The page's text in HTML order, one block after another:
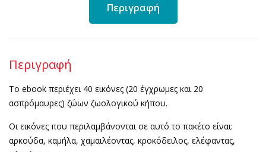
Περιγραφή
Περιγραφή
Το ebook περιέχει 40 εικόνες (20 έγχρωμες και 20
ασπρόμαυρες) ζώων ζωολογικού κήπου.
Οι εικόνες που περιλαμβάνονται σε αυτό το πακέτο είναι:
αρκούδα, καμήλα, χαμαιλέοντας, κροκόδειλος, ελέφαντας,